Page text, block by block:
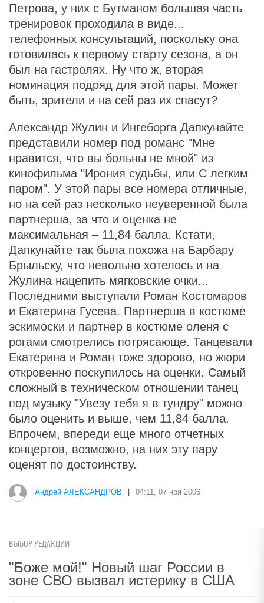
Петрова, у них с Бутманом большая часть
тренировок проходила в виде...
телефонных консультаций, поскольку она
готовилась к первому старту сезона, а он
был на гастролях. Ну что ж, вторая
номинация подряд для этой пары. Может
быть, зрители и на сей раз их спасут?
Александр Жулин и Ингеборга Дапкунайте
представили номер под романс "Мне
нравится, что вы больны не мной" из
кинофильма "Ирония судьбы, или С легким
паром". У этой пары все номера отличные,
но на сей раз несколько неуверенной была
партнерша, за что и оценка не
максимальная – 11,84 балла. Кстати,
Дапкунайте так была похожа на Барбару
Брыльску, что невольно хотелось и на
Жулина нацепить мягковские очки...
Последними выступали Роман Костомаров
и Екатерина Гусева. Партнерша в костюме
эскимоски и партнер в костюме оленя с
рогами смотрелись потрясающе. Танцевали
Екатерина и Роман тоже здорово, но жюри
откровенно поскупилось на оценки. Самый
сложный в техническом отношении танец
под музыку "Увезу тебя я в тундру" можно
было оценить и выше, чем 11,84 балла.
Впрочем, впереди еще много отчетных
концертов, возможно, на них эту пару
оценят по достоинству.
Андрей АЛЕКСАНДРОВ 04:11, 07 ноя 2006
ВЫБОР РЕДАКЦИИ
"Боже мой!" Новый шаг России в
зоне СВО вызвал истерику в США